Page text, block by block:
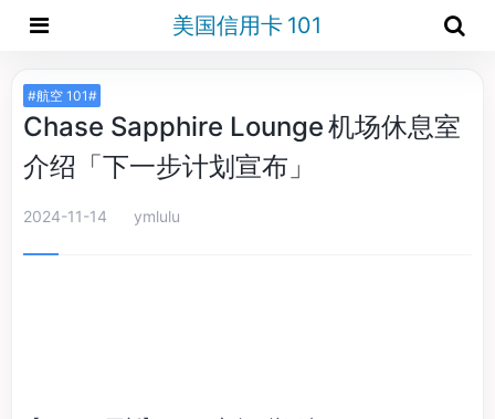
美国信用卡 101
#航空 101#
Chase Sapphire Lounge 机场休息室
介绍「下一步计划宣布」
2024-11-14 ymlulu